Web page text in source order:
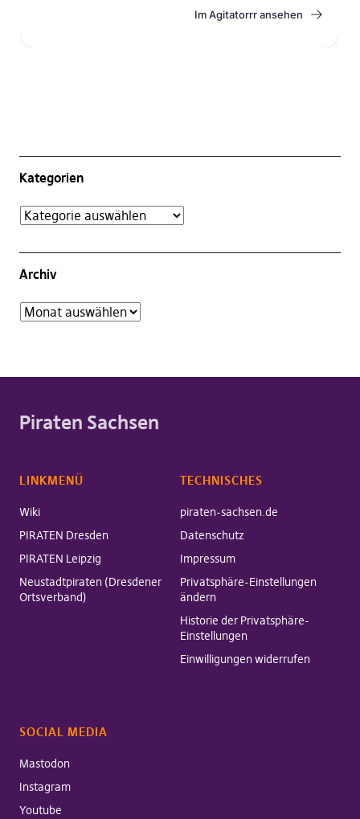
Kategorien
Archiv
Piraten Sachsen
LINKMENÜ
Wiki
PIRATEN Dresden
PIRATEN Leipzig
Neustadtpiraten (Dresdener
Ortsverband)
TECHNISCHES
piraten-sachsen.de
Datenschutz
Impressum
Privatsphäre-Einstellungen
ändern
Historie der Privatsphäre-
Einstellungen
Einwilligungen widerrufen
SOCIAL MEDIA
Mastodon
Instagram
Youtube